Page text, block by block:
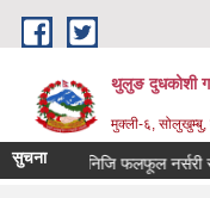
Skip to main content
थुलुङ दुधकोशी
मुक्ली-६, सोलुखुम्बु,
सुचना निजि फलफूल नर्सरी